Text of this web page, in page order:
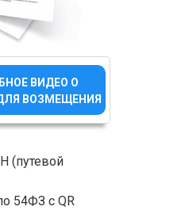
(путевой
54ФЗ с QR
ВИДЕО О
ВОЗМЕЩЕНИЯ